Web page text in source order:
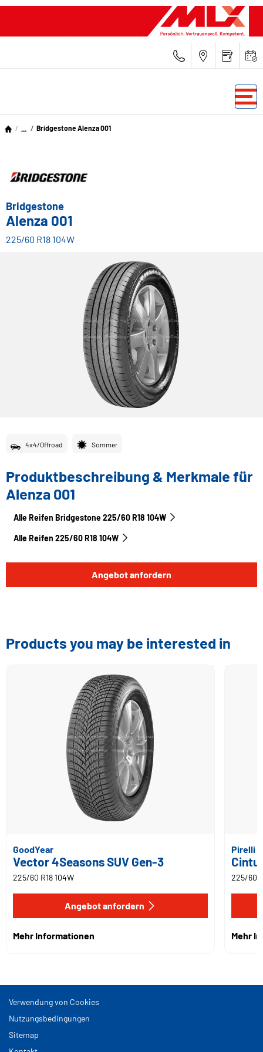
Bridgestone Alenza 001
Bridgestone
Alenza 001
225/60 R18 104W
4x4/Offroad Sommer
Produktbeschreibung & Merkmale für
Alenza 001
Alle Reifen Bridgestone 225/60 R18 104W
Alle Reifen‎ 225/60 R18 104W
Angebot anfordern
Products you may be interested in
GoodYear
Vector 4Seasons SUV Gen-3
225/60 R18 104W
Angebot anfordern
Mehr Informationen
Pirelli
225/60
Mehr
Verwendung von Cookies
Nutzungsbedingungen
Sitemap